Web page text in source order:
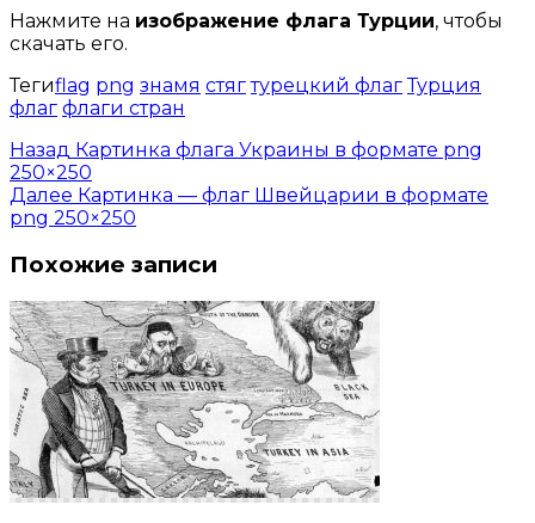
Нажмите на изображение флага Турции, чтобы
скачать его.
Тегиflag png знамя стяг турецкий флаг Турция
флаг флаги стран
Назад Картинка флага Украины в формате png
250×250
Далее Картинка — флаг Швейцарии в формате
png 250×250
Похожие записи